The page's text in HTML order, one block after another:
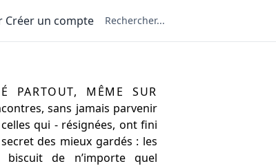
Créer un compte
partout, même sur
sans jamais parvenir
qui - résignées, ont fini
des mieux gardés : les
de n’importe quel